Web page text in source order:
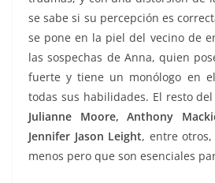
se sabe si su percepción es
se pone en la piel del vecino de
las sospechas de Anna, quien
fuerte y tiene un monólogo en
todas sus habilidades. El resto
Julianne Moore, Anthony
Jennifer Jason Leight, entre
menos pero que son esenciales